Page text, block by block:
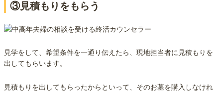
③見積もりをもらう
見学をして、希望条件を一通り伝えたら、現地担当者に見積もりを
出してもらいます。
見積もりを出してもらったからといって、そのお墓を購入しなけれ